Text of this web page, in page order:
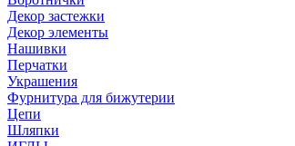
Декор застежки
Декор элементы
Нашивки
Перчатки
Украшения
Фурнитура для бижутерии
Цепи
Шляпки